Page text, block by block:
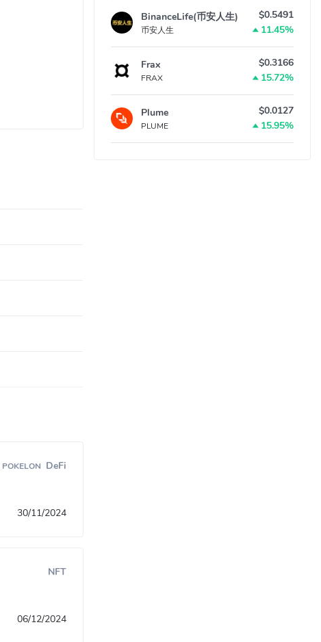
POKELON DeFi
30/11/2024
NFT
06/12/2024
BinanceLife(币安人生)
币安人生
$0.5491
11.45%
Frax
FRAX
$0.3166
15.72%
Plume
PLUME
$0.0127
15.95%